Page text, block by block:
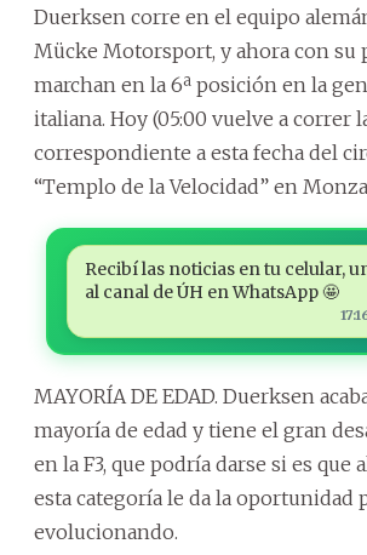
Duerksen corre en el equipo
Mücke Motorsport, y ahora con su
marchan en la 6ª posición en la
italiana. Hoy (05:00 vuelve a correr
correspondiente a esta fecha del
“Templo de la Velocidad” en
Recibí las noticias en tu celular,
al canal de ÚH en WhatsApp 🤩
MAYORÍA DE EDAD. Duerksen
mayoría de edad y tiene el gran
en la F3, que podría darse si es que
esta categoría le da la oportunidad
evolucionando.